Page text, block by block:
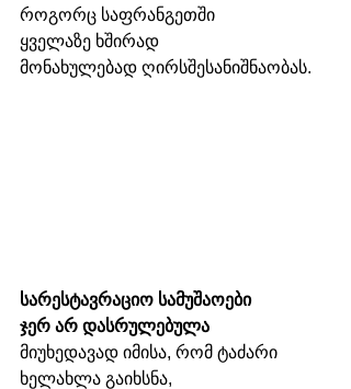
როგორც საფრანგეთში
ყველაზე ხშირად
მონახულებად ღირსშესანიშნაობას.
სარესტავრაციო სამუშაოები
ჯერ არ დასრულებულა
მიუხედავად იმისა, რომ ტაძარი
ხელახლა გაიხსნა,